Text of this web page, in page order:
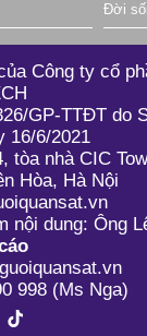
Đời
Công ty cổ
GP-TTĐT do
16/6/2021
tòa nhà CIC
Hòa, Hà Nội
nội dung: Ông
998 (Ms Nga)